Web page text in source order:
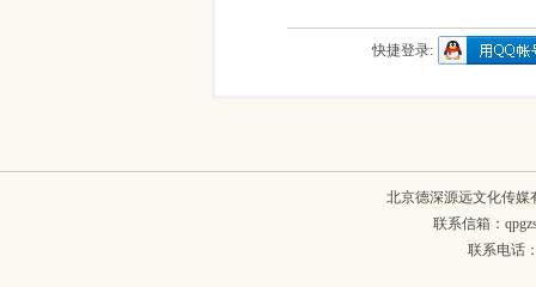
快捷登录:
北京德深源远文化传
联系信箱：
联系电话